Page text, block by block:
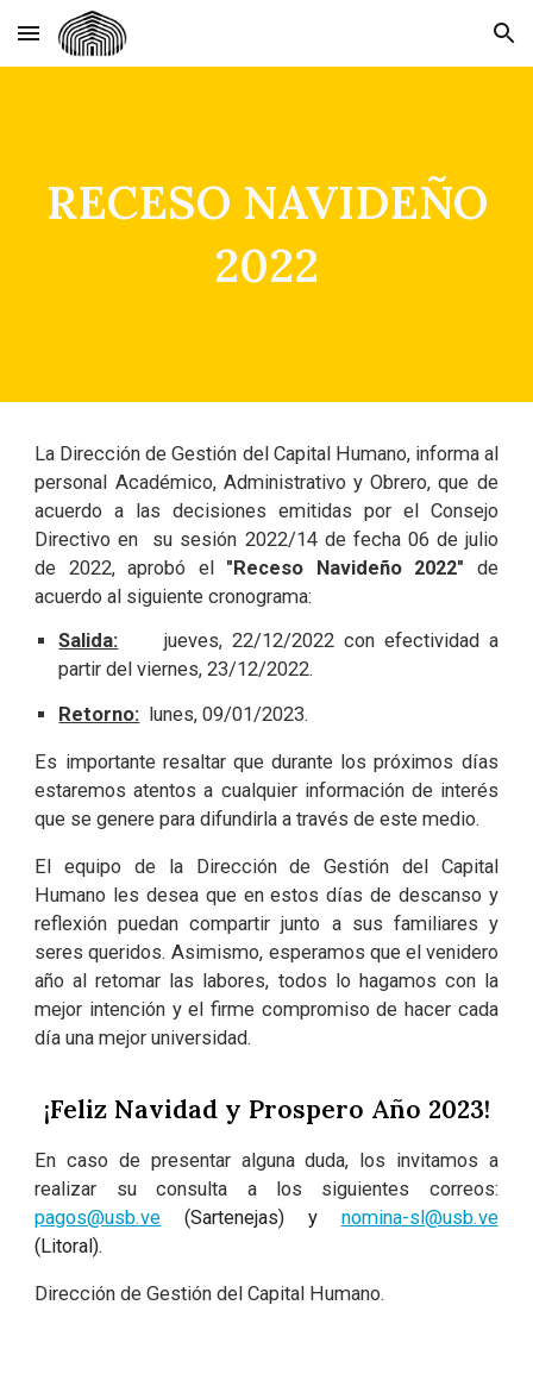
Skip to main content Skip to navigation
RECESO NAVIDEÑO
2022
La Dirección de Gestión del Capital Humano, informa al
personal Académico, Administrativo y Obrero, que de
acuerdo a las decisiones emitidas por el Consejo
Directivo en su sesión 2022/14 de fecha 06 de julio
de 2022, aprobó el "Receso Navideño 2022" de
acuerdo al siguiente cronograma:
Salida:
jueves, 22/12/2022 con efectividad a
partir del viernes, 23/12/2022.
Retorno: lunes, 09/01/2023.
Es importante resaltar que durante los próximos días
estaremos atentos a cualquier información de interés
que se genere para difundirla a través de este medio.
El equipo de la Dirección de Gestión del Capital
Humano les desea que en estos días de descanso y
reflexión puedan compartir junto a sus familiares y
seres queridos. Asimismo, esperamos que el venidero
año al retomar las labores, todos lo hagamos con la
mejor intención y el firme compromiso de hacer cada
día una mejor universidad.
¡Feliz Navidad y Prospero Año 2023!
En caso de presentar alguna duda, los invitamos a
realizar su consulta a los siguientes correos:
pagos@usb.ve (Sartenejas) y nomina-sl@usb.ve
(Litoral).
Dirección de Gestión del Capital Humano.